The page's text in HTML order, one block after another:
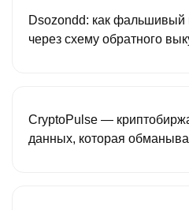
Dsozondd: как фальшивый
через схему обратного
CryptoPulse —
данных, которая